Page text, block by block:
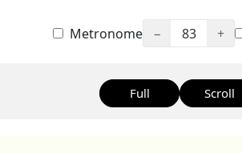
Metronome − 83 +
Full Scroll